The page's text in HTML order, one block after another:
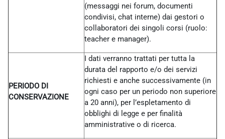
(messaggi nei forum, documenti
condivisi, chat interne) dai gestori o
collaboratori dei singoli corsi (ruolo:
teacher e manager).
PERIODO DI
CONSERVAZIONE
I dati verranno trattati per tutta la
durata del rapporto e/o dei servizi
richiesti e anche successivamente (in
ogni caso per un periodo non superiore
a 20 anni), per l’espletamento di
obblighi di legge e per finalità
amministrative o di ricerca.